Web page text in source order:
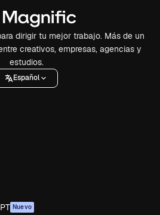
dirigir tu mejor trabajo. Más de un
creativos, empresas, agencias y
estudios.
Español
Nuevo